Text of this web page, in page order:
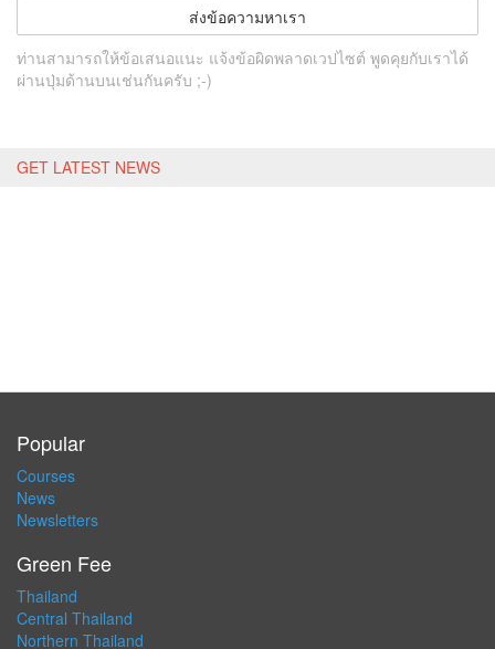
ส่งข้อความหาเรา
ท่านสามารถให้ข้อเสนอแนะ แจ้งข้อผิดพลาดเวปไซต์ พูดคุยกับเราได้
ผ่านปุ่มด้านบนเช่นกันครับ ;-)
GET LATEST NEWS
Popular
Courses
News
Newsletters
Green Fee
Thailand
Central Thailand
Northern Thailand